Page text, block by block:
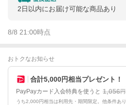
2日以内にお届け可能な商品あり
8/8 21:00時点
おトクなお知らせ
合計5,000円相当プレゼント！
PayPayカード入会特典を使うと 1,056円
うち2,000円相当は利用先・期間限定。他条件あり